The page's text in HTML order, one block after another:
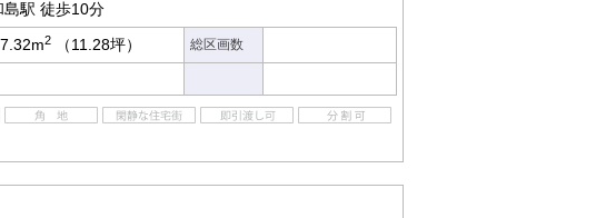
島駅 徒歩10分
2 （11.28坪） 総区画数